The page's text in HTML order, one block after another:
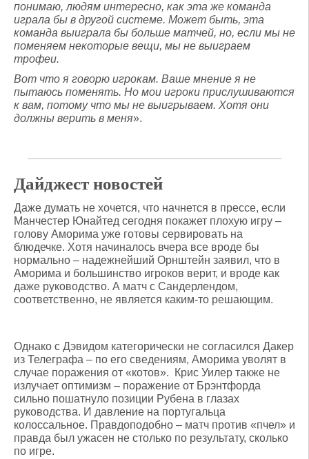
понимаю, людям интересно, как эта же команда
играла бы в другой системе. Может быть, эта
команда выиграла бы больше матчей, но, если мы не
поменяем некоторые вещи, мы не выиграем
трофеи.
Вот что я говорю игрокам. Ваше мнение я не
пытаюсь поменять. Но мои игроки прислушиваются
к вам, потому что мы не выигрываем. Хотя они
должны верить в меня».
Дайджест новостей
Даже думать не хочется, что начнется в прессе, если
Манчестер Юнайтед сегодня покажет плохую игру –
голову Аморима уже готовы сервировать на
блюдечке. Хотя начиналось вчера все вроде бы
нормально – надежнейший Орнштейн заявил, что в
Аморима и большинство игроков верит, и вроде как
даже руководство. А матч с Сандерлендом,
соответственно, не является каким-то решающим.
Однако с Дэвидом категорически не согласился Дакер
из Телеграфа – по его сведениям, Аморима уволят в
случае поражения от «котов». Крис Уилер также не
излучает оптимизм – поражение от Брэнтфорда
сильно пошатнуло позиции Рубена в глазах
руководства. И давление на португальца
колоссальное. Правдоподобно – матч против «пчел» и
правда был ужасен не столько по результату, сколько
по игре.